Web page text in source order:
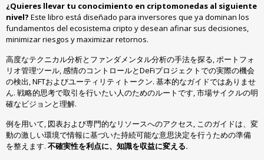
¿Quieres llevar tu conocimiento en criptomonedas al siguiente
nivel? Este libro está diseñado para inversores que ya dominan los
fundamentos del ecosistema cripto y desean afinar sus decisiones,
minimizar riesgos y maximizar retornos.
高度なテクニカル分析とファンダメンタル分析の手法を探る, ポートフォ
リオ管理ツール, 感情のコントロールとDeFiプロジェクトでの実際の機会
の検出, NFTおよびユーティリティトークン. 基本的なガイドではありませ
ん. 戦略的思考で取引を行いたい人のためのルートです, 市場サイクルの明
確なビジョンと理解.
例を用いて, 図表および専門的なリソースへのアクセス, このガイドは、変
動の激しい環境で情報に基づいた持続可能な意思決定を行うための準備
を整えます. 不確実性を利点に、知識を収益に変える.